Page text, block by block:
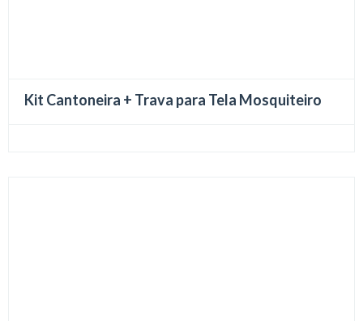
Kit Cantoneira + Trava para Tela Mosquiteiro